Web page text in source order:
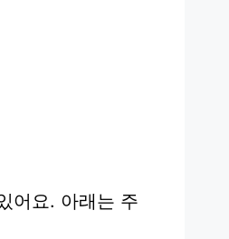
어요. 아래는 주